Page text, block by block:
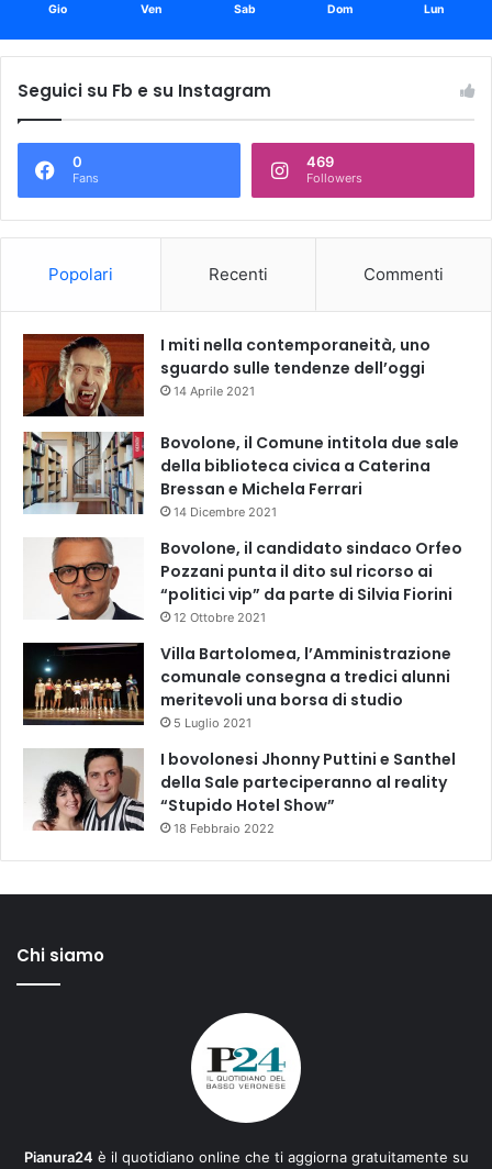
Gio Ven Sab Dom Lun
Seguici su Fb e su Instagram
0
Fans
469
Followers
Popolari Recenti Commenti
I miti nella contemporaneità, uno
sguardo sulle tendenze dell’oggi
14 Aprile 2021
Bovolone, il Comune intitola due sale
della biblioteca civica a Caterina
Bressan e Michela Ferrari
14 Dicembre 2021
Bovolone, il candidato sindaco Orfeo
Pozzani punta il dito sul ricorso ai
“politici vip” da parte di Silvia Fiorini
12 Ottobre 2021
Villa Bartolomea, l’Amministrazione
comunale consegna a tredici alunni
meritevoli una borsa di studio
5 Luglio 2021
I bovolonesi Jhonny Puttini e Santhel
della Sale parteciperanno al reality
“Stupido Hotel Show”
18 Febbraio 2022
Chi siamo
Pianura24 è il quotidiano online che ti aggiorna gratuitamente su